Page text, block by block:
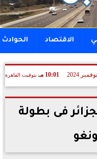
الاقتصاد الحوادث
10:01 مـ بتوقيت القاهرة
فى بطولة